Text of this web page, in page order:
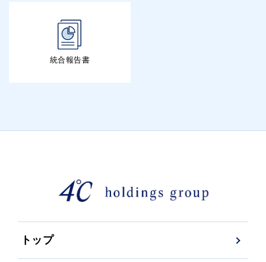
統合報告書
トップ